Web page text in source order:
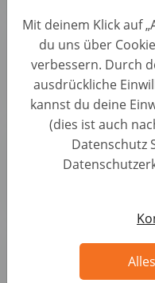
Mit deinem Klick auf
du uns über
verbessern. Durch
ausdrückliche
kannst du deine
(dies ist auch
Datenschutz
Mobiler KFZ-
Lackiererei (d/m/w)
KFZ Positionen •
Autohero
KFZ-
Wartung &
KFZ Positionen •
KFZ Positionen • Deutschland,